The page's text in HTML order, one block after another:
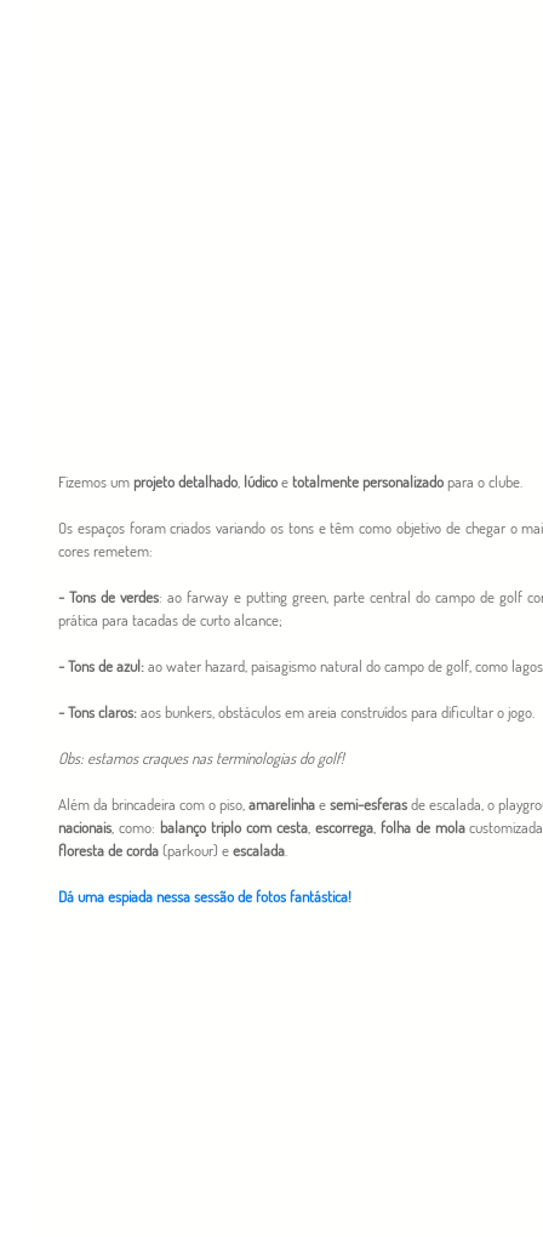
Fizemos um projeto detalhado lúdico e totalmente personalizado para o clube.
Os espaços foram criados variando os tons e têm como objetivo de chegar o
cores remetem:
- Tons de verdes: ao farway e putting green, parte central do campo de golf
prática para tacadas de curto alcance;
- Tons de azul: ao water hazard, paisagismo natural do campo de golf, como
- Tons claros: aos bunkers, obstáculos em areia construídos para dificultar o jogo.
Obs: estamos craques nas terminologias do golf!
Além da brincadeira com o piso, amarelinha e semi-esferas de escalada, o
nacionais , como: balanço triplo com cesta, escorrega, folha de mola
floresta de corda (parkour) e escalada
Dá uma espiada nessa sessão de fotos fantástica!